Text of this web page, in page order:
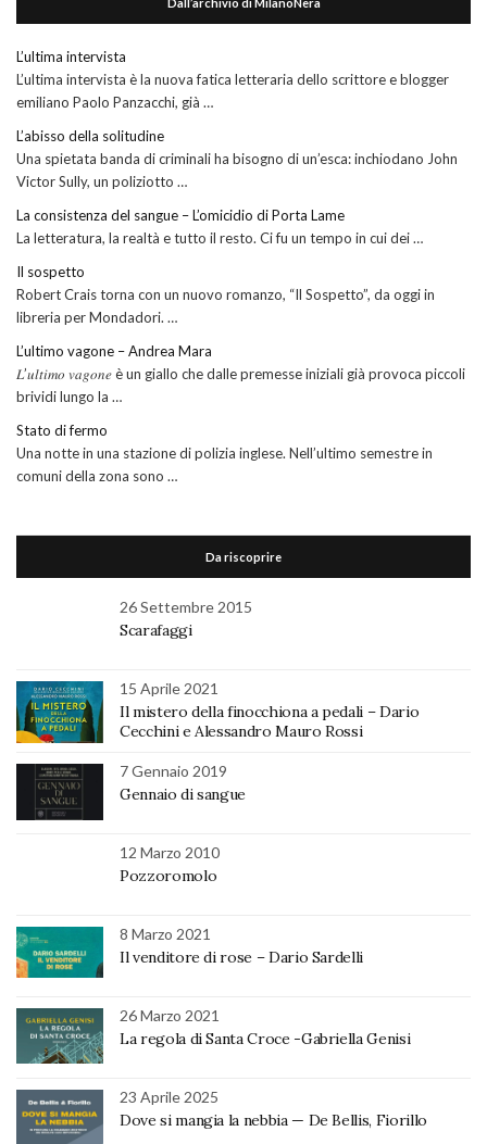
Dall’archivio di MilanoNera
L’ultima intervista
L’ultima intervista è la nuova fatica letteraria dello scrittore e blogger
emiliano Paolo Panzacchi, già …
L’abisso della solitudine
Una spietata banda di criminali ha bisogno di un’esca: inchiodano John
Victor Sully, un poliziotto …
La consistenza del sangue – L’omicidio di Porta Lame
La letteratura, la realtà e tutto il resto. Ci fu un tempo in cui dei …
Il sospetto
Robert Crais torna con un nuovo romanzo, “Il Sospetto”, da oggi in
libreria per Mondadori. …
L’ultimo vagone – Andrea Mara
𝐿’𝑢𝑙𝑡𝑖𝑚𝑜 𝑣𝑎𝑔𝑜𝑛𝑒 è un giallo che dalle premesse iniziali già provoca piccoli
brividi lungo la …
Stato di fermo
Una notte in una stazione di polizia inglese. Nell’ultimo semestre in
comuni della zona sono …
Da riscoprire
26 Settembre 2015
Scarafaggi
15 Aprile 2021
Il mistero della finocchiona a pedali – Dario
Cecchini e Alessandro Mauro Rossi
7 Gennaio 2019
Gennaio di sangue
12 Marzo 2010
Pozzoromolo
8 Marzo 2021
Il venditore di rose – Dario Sardelli
26 Marzo 2021
La regola di Santa Croce -Gabriella Genisi
23 Aprile 2025
Dove si mangia la nebbia — De Bellis, Fiorillo